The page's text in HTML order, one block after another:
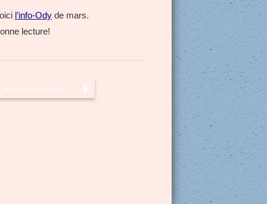
l’info-Ody de mars.
lecture!
Autres nouvelles